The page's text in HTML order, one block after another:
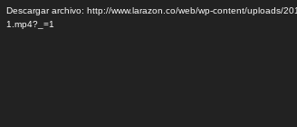
vídeo
Descargar archivo: http://www.larazon.co/web/wp-content/uploads/
1.mp4?_=1